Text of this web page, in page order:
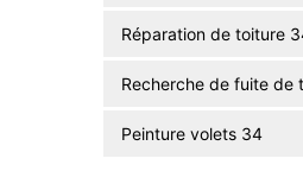
Réparation de toiture
Recherche de fuite de
Peinture volets 34